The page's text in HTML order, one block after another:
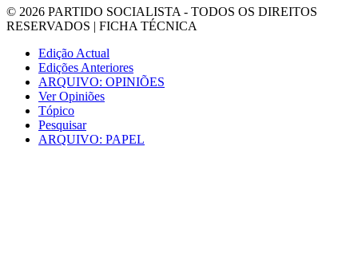
© 2026 PARTIDO SOCIALISTA - TODOS OS DIREITOS
RESERVADOS | FICHA TÉCNICA
Edição Actual
Edições Anteriores
ARQUIVO: OPINIÕES
Ver Opiniões
Tópico
Pesquisar
ARQUIVO: PAPEL